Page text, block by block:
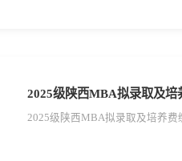
2025级陕西MBA拟录取及培
2025级陕西MBA拟录取及培养费